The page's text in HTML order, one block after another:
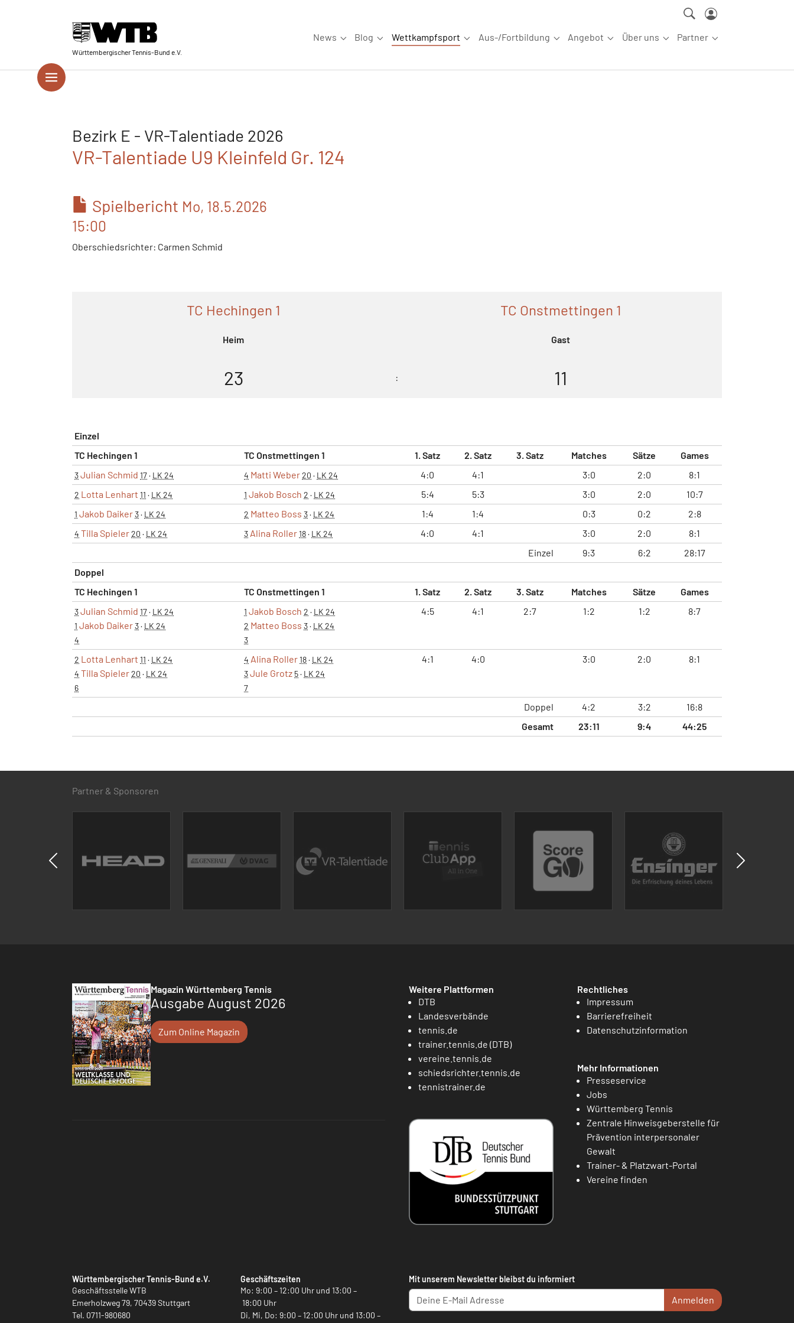
Württembergischer Tennis-Bund e.V.
News
Submenu for "News"
Blog
Submenu for "Blog"
Wettkampfsport
Submenu for "Wettkampfsport"
Aus-/Fortbildung
Submenu for "Aus-/Fortbildung"
Angebot
Submenu for "Angebot"
Über uns
Submenu for "Über uns"
Partner
Submenu for
Bezirk E - VR-Talentiade 2026
VR-Talentiade U9 Kleinfeld Gr. 124
Spielbericht Mo, 18.5.2026
15:00
Oberschiedsrichter: Carmen Schmid
TC Hechingen 1
Heim
TC Onstmettingen 1
Gast
23 : 11
Einzel
TC Hechingen 1
TC Onstmettingen 1 1. Satz 2. Satz 3. Satz Matches Sätze Games
3Julian Schmid 17· LK 24 4 Matti Weber20 · LK 24 4:0 4:1 3:0 2:0 8:1
2 Lotta Lenhart 11 · LK 24 1 Jakob Bosch 2 · LK 24 5:4 5:3 3:0 2:0 10:7
1 Jakob Daiker3· LK 24 2 Matteo Boss 3· LK 24 1:4 1:4 0:3 0:2 2:8
4 Tilla Spieler20 · LK 24 3 Alina Roller18· LK 24 4:0 4:1 3:0 2:0
8:1
Einzel
9:3 6:2
28:17
Doppel
TC Hechingen 1
TC Onstmettingen 1 1. Satz 2. Satz 3. Satz Matches Sätze Games
3Julian Schmid 17· LK 24
1 Jakob Daiker3· LK 24
4
1 Jakob Bosch 2 · LK 24
2 Matteo Boss 3· LK 24
3
4:5 4:1 2:7 1:2 1:2 8:7
2 Lotta Lenhart 11 · LK 24
4 Tilla Spieler20 · LK 24
6
4 Alina Roller18· LK 24
3Jule Grotz 5· LK 24
7
4:1 4:0 3:0 2:0 8:1
Doppel 4:2 3:2
16:8
Gesamt
23:11 9:4 44:25
Partner & Sponsoren
Magazin Württemberg Tennis
Ausgabe August 2026
Zum Online Magazin
Weitere Plattformen
DTB
Landesverbände
tennis.de
trainer.tennis.de (DTB)
vereine.tennis.de
schiedsrichter.tennis.de
tennistrainer.de
Rechtliches
Impressum
Barrierefreiheit
Datenschutzinformation
Mehr Informationen
Presseservice
Jobs
Württemberg Tennis
Zentrale Hinweisgeberstelle für
Prävention interpersonaler
Gewalt
Trainer- & Platzwart-Portal
Vereine finden
Württembergischer Tennis-Bund e.V.
Geschäftsstelle WTB
Emerholzweg 79, 70439 Stuttgart
Tel. 0711-980680
Geschäftszeiten
Mo: 9:00 – 12:00 Uhr und 13:00 –
18:00 Uhr
Di, Mi, Do: 9:00 – 12:00 Uhr und 13:00 –
Mit unserem Newsletter bleibst du informiert
Anmelden